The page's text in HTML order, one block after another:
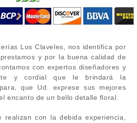
Los Claveles, nos identifica por
y por la buena calidad de
con expertos diseñadores y
y cordial que le brindará la
que Ud. exprese sus mejores
encanto de un bello detalle floral.
realizan con la debida experiencia,